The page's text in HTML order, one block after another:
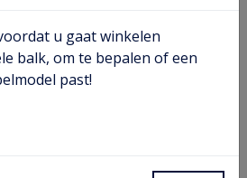
u gaat winkelen
balk, om te bepalen of een
past!